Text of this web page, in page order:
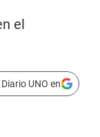
el
UNO en